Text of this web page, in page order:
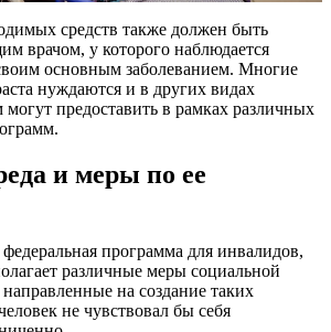
средств также должен быть
врачом, у которого наблюдается
основным заболеванием. Многие
нуждаются и в других видах
предоставить в рамках различных
и меры по ее
программа для инвалидов,
различные меры социальной
на создание таких
не чувствовал бы себя